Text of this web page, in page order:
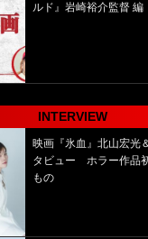
ルド』岩崎裕介監督 編
INTERVIEW
映画『氷血』北山宏光
タビュー ホラー作品
もの